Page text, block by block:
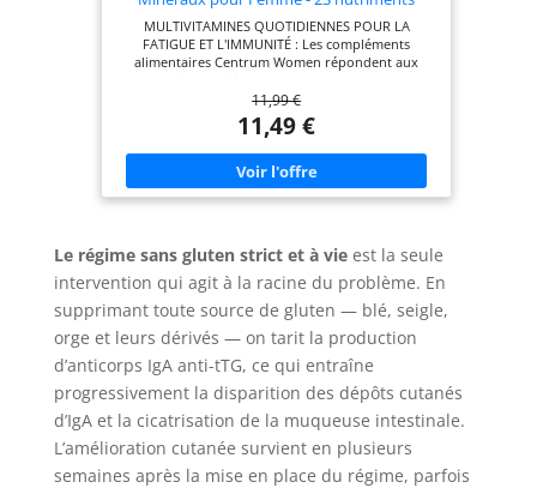
Vitamine D, C, B12, B7, Fer & Zinc -
Complément Alimentaire Fatigue, Immunité
& Peau, Cheveux, Ongles - 30 Comprimés - 1
Mois
MULTIVITAMINES QUOTIDIENNES POUR LA
FATIGUE ET L'IMMUNITÉ : Les compléments
alimentaires Centrum Women répondent aux
nutriments, chacun ayant une action spécifique :
soutenir l'immunité, réduire la fatigue et favoriser
le maintien d'une peau, de cheveux et d'ongles
normaux. VITAMINES ET MINÉRAUX ESSENTIELS :
Apportant 13 vitamines (A, B1, B2, B3, B5, B6, B8,
B9, B12, C, D, E, K) et 10 minéraux (fer, zinc,
biotine, sélénium,...), il est spécifiquement adapté
multivitamines et un dosage supérieur en fer et
acide folique par rapport à Centrum Men. Elle ne
contient ni blé, ni lactose, ni noix, et est sans
gluten. COMPRIMÉS FACILES À AVALER : Prendre 1
comprimé par jour avec un verre d’eau. Cette cure
multivitamines et minéraux contient 30
comprimés et peut s'intégrer facilement dans
votre routine dans le cadre d'une alimentation
variée et équilibrée. EXPERTISE ET QUALITÉ AU
QUOTIDIEN : Marque de multivitamines n°1 au
monde*, Centrum, experte en multivitamines,
bénéficie de 40 ans de recherche scientifique et de
tests rigoureux.
11,99 €
11,49 €
Le régime sans gluten strict et à vieest la seule
intervention qui agit à la racine du problème. En
supprimant toute source de gluten — blé, seigle,
orge et leurs dérivés — on tarit la production
d’anticorps IgA anti-tTG, ce qui entraîne
progressivement la disparition des dépôts cutanés
d’IgA et la cicatrisation de la muqueuse intestinale.
L’amélioration cutanée survient en plusieurs
semaines après la mise en place du régime, parfois